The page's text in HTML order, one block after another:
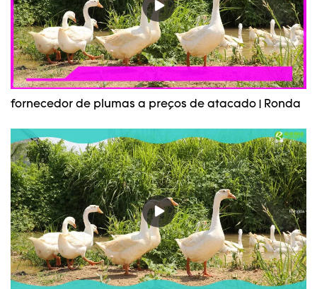
fornecedor de plumas a preços de atacado | Ronda